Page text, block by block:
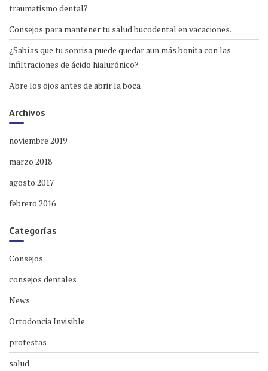
traumatismo dental?
Consejos para mantener tu salud bucodental en vacaciones.
¿Sabías que tu sonrisa puede quedar aun más bonita con las
infiltraciones de ácido hialurónico?
Abre los ojos antes de abrir la boca
Archivos
noviembre 2019
marzo 2018
agosto 2017
febrero 2016
Categorías
Consejos
consejos dentales
News
Ortodoncia Invisible
protestas
salud